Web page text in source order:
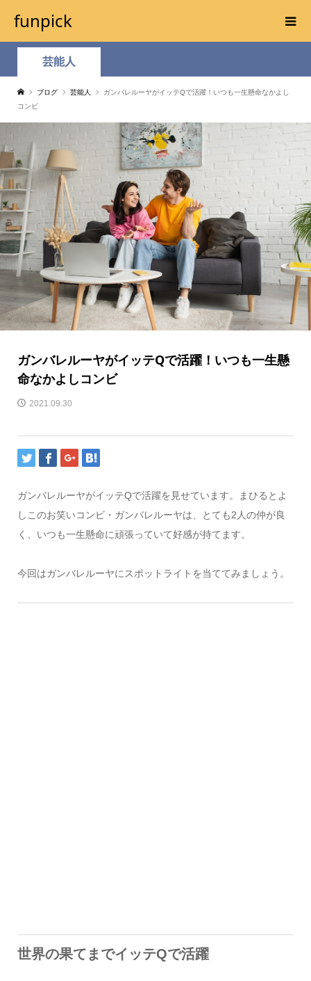
funpick
芸能人
ブログ 芸能人
ガンバレルーヤがイッテQで活躍！いつも一生懸命なかよし
コンビ
ガンバレルーヤがイッテQで活躍！いつも一生懸
命なかよしコンビ
2021.09.30
ガンバレルーヤがイッテQで活躍を見せています。まひるとよ
しこのお笑いコンビ・ガンバレルーヤは、とても2人の仲が良
く、いつも一生懸命に頑張っていて好感が持てます。
今回はガンバレルーヤにスポットライトを当ててみましょう。
世界の果てまでイッテQで活躍